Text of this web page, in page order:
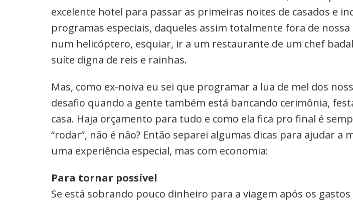
excelente hotel para passar as primeiras noites de casados e
programas especiais, daqueles assim totalmente fora de
num helicóptero, esquiar, ir a um restaurante de um chef
suíte digna de reis e rainhas.
Mas, como ex-noiva eu sei que programar a lua de mel dos
desafio quando a gente também está bancando cerimônia,
casa. Haja orçamento para tudo e como ela fica pro final é
“rodar”, não é não? Então separei algumas dicas para ajudar a
uma experiência especial, mas com economia:
Para tornar possível
Se está sobrando pouco dinheiro para a viagem após os